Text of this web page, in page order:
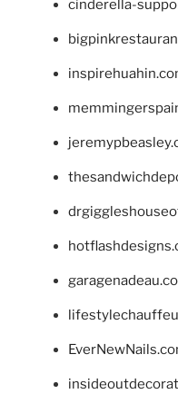
cinderella-